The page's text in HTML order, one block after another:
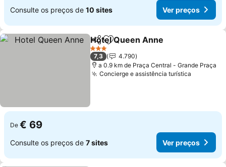
Consulte os preços de 10 sites Ver preços
PartilharAdicionar aos favoritos
Hotel Queen Anne
3 Estrelas
7,3
4.790
a 0.9 km de Praça Central - Grande Praça
Concierge e assistência turística
De € 69
Consulte os preços de 7 sites Ver preços